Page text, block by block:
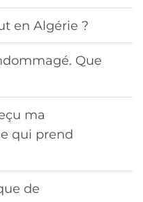
en Algérie ?
Que
ma
qui prend
de